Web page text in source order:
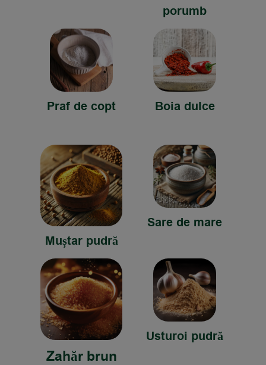
porumb
Praf de copt Boia dulce
Muștar pudră
Sare de mare
Zahăr brun
Usturoi pudră